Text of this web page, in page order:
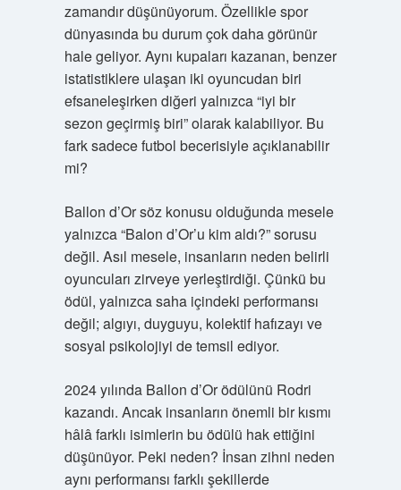
zamandır düşünüyorum. Özellikle spor
dünyasında bu durum çok daha görünür
hale geliyor. Aynı kupaları kazanan, benzer
istatistiklere ulaşan iki oyuncudan biri
efsaneleşirken diğeri yalnızca “iyi bir
sezon geçirmiş biri” olarak kalabiliyor. Bu
fark sadece futbol becerisiyle açıklanabilir
mi?
Ballon d’Or söz konusu olduğunda mesele
yalnızca “Balon d’Or’u kim aldı?” sorusu
değil. Asıl mesele, insanların neden belirli
oyuncuları zirveye yerleştirdiği. Çünkü bu
ödül, yalnızca saha içindeki performansı
değil; algıyı, duyguyu, kolektif hafızayı ve
sosyal psikolojiyi de temsil ediyor.
2024 yılında Ballon d’Or ödülünü Rodri
kazandı. Ancak insanların önemli bir kısmı
hâlâ farklı isimlerin bu ödülü hak ettiğini
düşünüyor. Peki neden? İnsan zihni neden
aynı performansı farklı şekillerde